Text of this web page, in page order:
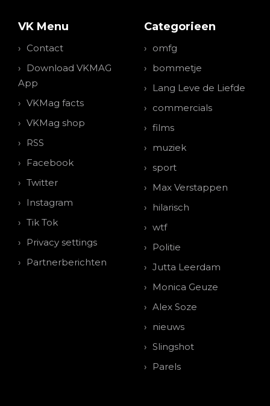
VK Menu
Contact
Download VKMAG
App
VKMag facts
VKMag shop
RSS
Facebook
Twitter
Instagram
Tik Tok
Privacy settings
Partnerberichten
Categorieen
omfg
bommetje
Lang Leve de Liefde
commercials
films
muziek
sport
Max Verstappen
hilarisch
wtf
Politie
Jutta Leerdam
Monica Geuze
Alex Soze
nieuws
Slingshot
Parels